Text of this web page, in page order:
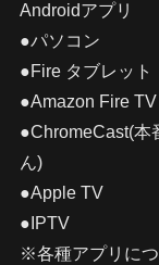
Androidアプリ
●パソコン
●Fire タブレット
●Amazon Fire TV
●ChromeCast(本
ん)
●Apple TV
●IPTV
※各種アプリに